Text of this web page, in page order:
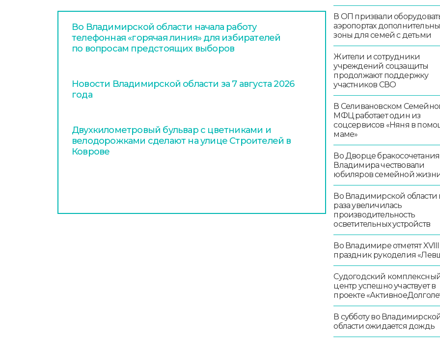
Во Владимирской области начала работу
телефонная «горячая линия» для избирателей
по вопросам предстоящих выборов
Новости Владимирской области за 7 августа 2026
года
Двухкилометровый бульвар с цветниками и
велодорожками сделают на улице Строителей в
Коврове
В ОП призвали
аэропортах
зоны для семей с детьми
Жители и сотрудники
учреждений соцзащиты
продолжают поддержку
участников СВО
В Селивановском
МФЦ работает один из
соцсервисов «Няня в
маме»
Во Дворце бракосочетания
Владимира чествовали
юбиляров семейной
Во Владимирской области
раза увеличилась
производительность
осветительных устройств
Во Владимире отметят XVIII
праздник рукоделия
Судогодский
центр успешно участвует в
проекте
В субботу во
области ожидается дождь